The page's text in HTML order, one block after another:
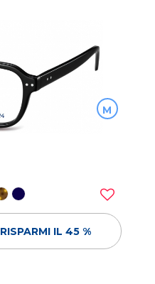
M
RISPARMI IL 45 %